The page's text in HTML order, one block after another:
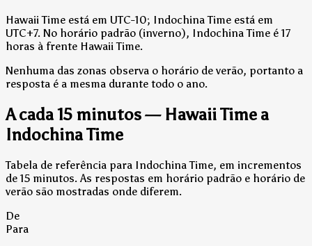
Hawaii Time está em UTC-10; Indochina Time está em
UTC+7. No horário padrão (inverno), Indochina Time é 17
horas à frente Hawaii Time.
Nenhuma das zonas observa o horário de verão, portanto a
resposta é a mesma durante todo o ano.
A cada 15 minutos — Hawaii Time a
Indochina Time
Tabela de referência para Indochina Time, em incrementos
de 15 minutos. As respostas em horário padrão e horário de
verão são mostradas onde diferem.
De
Para